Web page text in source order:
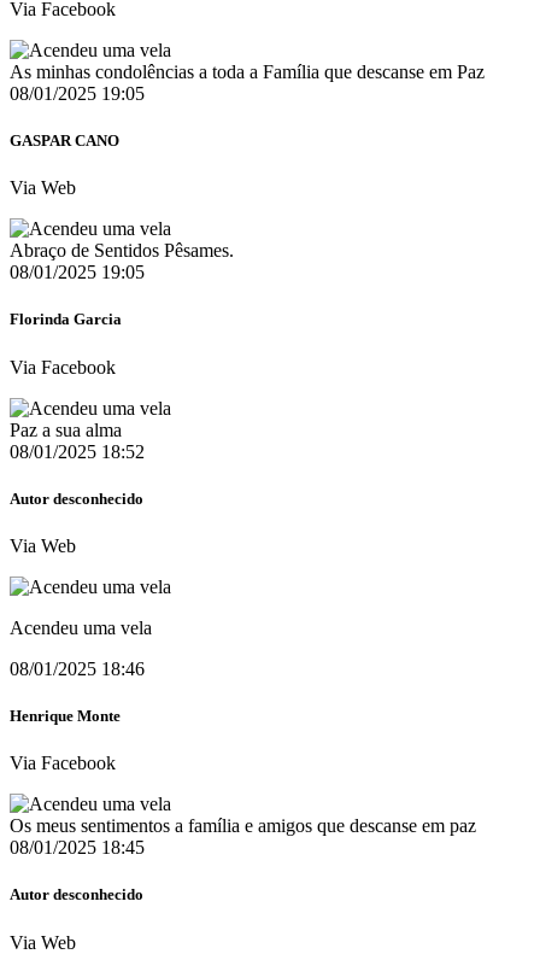
Via Facebook
As minhas condolências a toda a Família que descanse em Paz
08/01/2025 19:05
GASPAR CANO
Via Web
Abraço de Sentidos Pêsames.
08/01/2025 19:05
Florinda Garcia
Via Facebook
Paz a sua alma
08/01/2025 18:52
Autor desconhecido
Via Web
Acendeu uma vela
08/01/2025 18:46
Henrique Monte
Via Facebook
Os meus sentimentos a família e amigos que descanse em paz
08/01/2025 18:45
Autor desconhecido
Via Web